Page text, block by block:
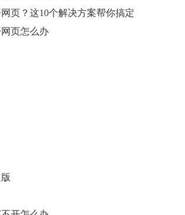
页？这10个解决方案帮你搞定
页怎么办